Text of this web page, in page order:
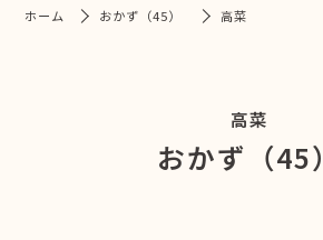
ホーム おかず（45） 高菜
高菜
おかず（45）